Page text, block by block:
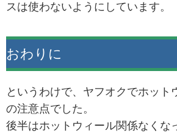
スは使わないようにしています。
おわりに
というわけで、ヤフオクでホット
の注意点でした。
後半はホットウィール関係なくな